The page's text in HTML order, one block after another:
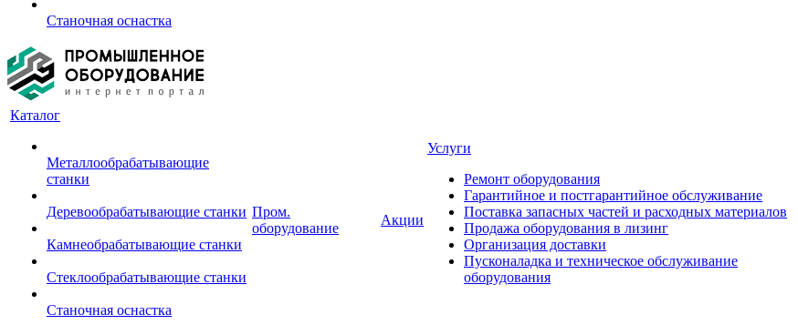
Станочная оснастка
Каталог
Металлообрабатывающие
станки
Деревообрабатывающие станки
Камнеобрабатывающие станки
Стеклообрабатывающие станки
Станочная оснастка
Пром.
оборудование
Акции
Услуги
Ремонт оборудования
Гарантийное и постгарантийное обслуживание
Поставка запасных частей и расходных материалов
Продажа оборудования в лизинг
Организация доставки
Пусконаладка и техническое обслуживание
оборудования